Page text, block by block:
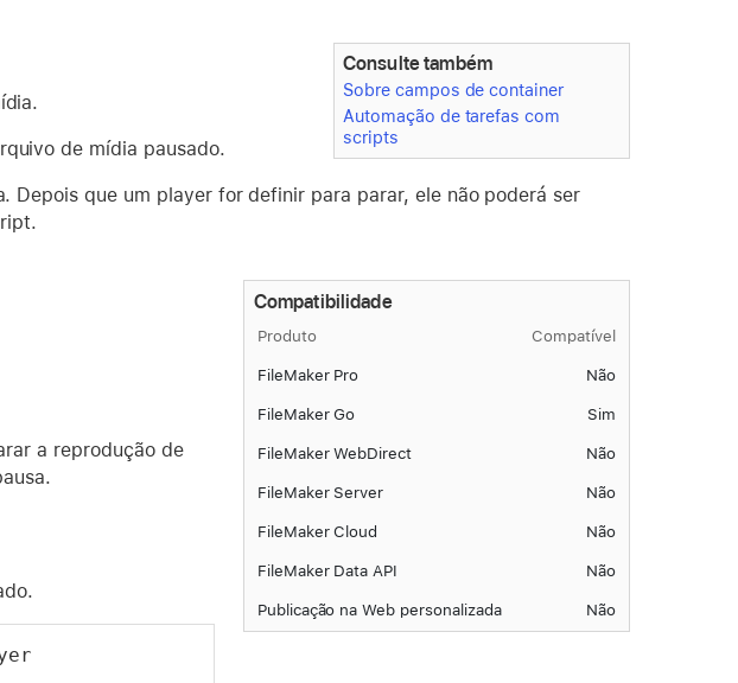
Consulte também
Sobre campos de container
Automação de tarefas com
scripts
de mídia pausado.
Depois que um player for definir para parar, ele não poderá ser
Compatibilidade
Produto Compatível
FileMaker Pro Não
FileMaker Go Sim
FileMaker WebDirect Não
FileMaker Server Não
FileMaker Cloud Não
FileMaker Data API Não
Publicação na Web personalizada Não
a reprodução de